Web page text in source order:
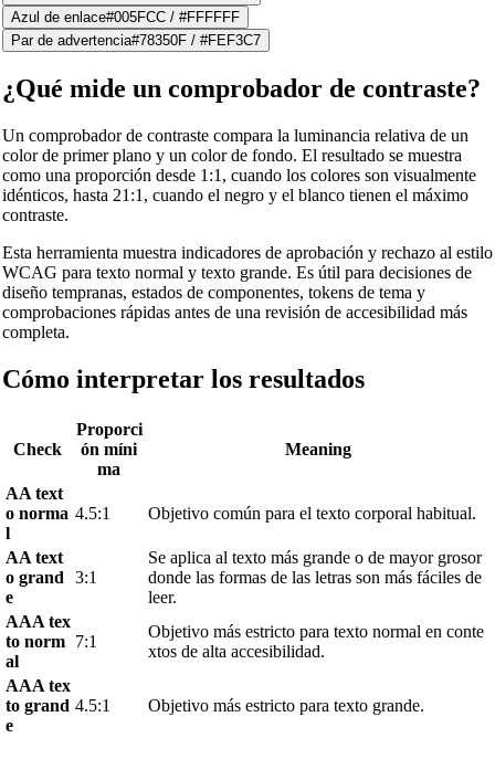
Azul de enlace#005FCC/ #FFFFFF
Par de advertencia#78350F/ #FEF3C7
¿Qué mide un comprobador de contraste?
Un comprobador de contraste compara la luminancia relativa de un
color de primer plano y un color de fondo. El resultado se muestra
como una proporción desde 1:1, cuando los colores son visualmente
idénticos, hasta 21:1, cuando el negro y el blanco tienen el máximo
contraste.
Esta herramienta muestra indicadores de aprobación y rechazo al estilo
WCAG para texto normal y texto grande. Es útil para decisiones de
diseño tempranas, estados de componentes, tokens de tema y
comprobaciones rápidas antes de una revisión de accesibilidad más
completa.
Cómo interpretar los resultados
Check
Proporci
ón míni
ma
Meaning
AA text
o norma
l
4.5:1 Objetivo común para el texto corporal habitual.
AA text
o grand
e
3:1
Se aplica al texto más grande o de mayor grosor
donde las formas de las letras son más fáciles de
leer.
AAA tex
to norm
al
7:1
Objetivo más estricto para texto normal en conte
xtos de alta accesibilidad.
AAA tex
to grand
e
4.5:1 Objetivo más estricto para texto grande.